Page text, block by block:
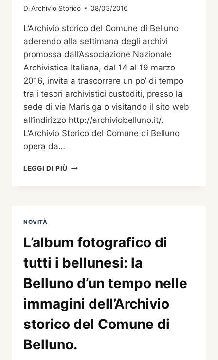
CURA
RENZO
BOGO
DiArchivio Storico 08/03/2016
L‘Archivio storico del Comune di Belluno
aderendo alla settimana degli archivi
promossa dall’Associazione Nazionale
Archivistica Italiana, dal 14 al 19 marzo
2016, invita a trascorrere un po’ di tempo
tra i tesori archivistici custoditi, presso la
sede di via Marisiga o visitando il sito web
all’indirizzo http://archiviobelluno.it/.
L’Archivio Storico del Comune di Belluno
opera da…
LEGGI DI PIÙ ARCHIVI
NOVITÀ
L’album fotografico di
tutti i bellunesi: la
Belluno d’un tempo nelle
immagini dell’Archivio
storico del Comune di
Belluno.